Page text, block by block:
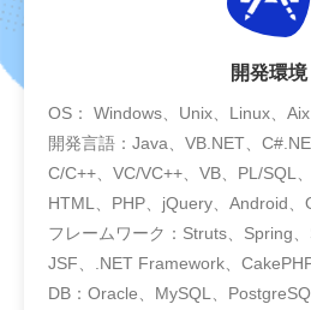
開発環境
OS： Windows、Unix、Linux、
開発言語：Java、VB.NET、
C/C++、VC/VC++、VB、PL/SQL
HTML、PHP、jQuery、Android
フレームワーク：Struts、Spring
JSF、.NET Framework、
DB：Oracle、MySQL、